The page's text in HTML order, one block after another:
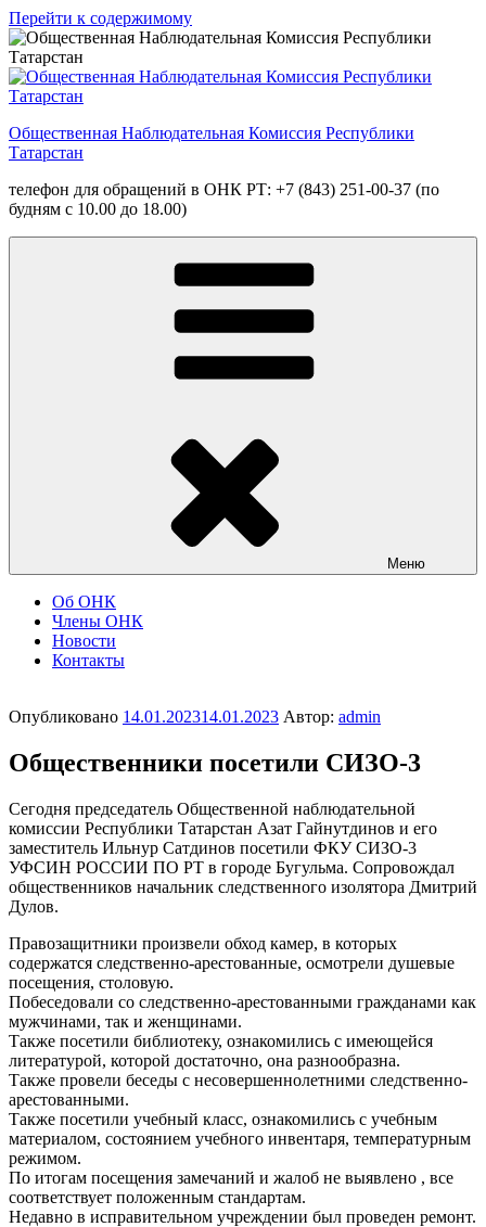
Перейти к содержимому
Общественная Наблюдательная Комиссия Республики
Татарстан
телефон для обращений в ОНК РТ: +7 (843) 251-00-37 (по
будням с 10.00 до 18.00)
Меню
Об ОНК
Члены ОНК
Новости
Контакты
Опубликовано 14.01.202314.01.2023 Автор: admin
Общественники посетили СИЗО-3
Сегодня председатель Общественной наблюдательной
комиссии Республики Татарстан Азат Гайнутдинов и его
заместитель Ильнур Сатдинов посетили ФКУ СИЗО-3
УФСИН РОССИИ ПО РТ в городе Бугульма. Сопровождал
общественников начальник следственного изолятора Дмитрий
Дулов.
Правозащитники произвели обход камер, в которых
содержатся следственно-арестованные, осмотрели душевые
посещения, столовую.
Побеседовали со следственно-арестованными гражданами как
мужчинами, так и женщинами.
Также посетили библиотеку, ознакомились с имеющейся
литературой, которой достаточно, она разнообразна.
Также провели беседы с несовершеннолетними следственно-
арестованными.
Также посетили учебный класс, ознакомились с учебным
материалом, состоянием учебного инвентаря, температурным
режимом.
По итогам посещения замечаний и жалоб не выявлено , все
соответствует положенным стандартам.
Недавно в исправительном учреждении был проведен ремонт.